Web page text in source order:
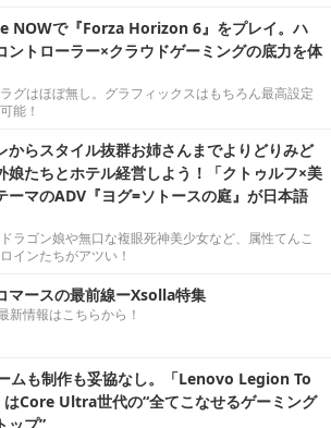
NOWで『Forza Horizon 6』をプレイ。ハ
ントローラー×クラウドゲーミングの底力を体
グはほぼ無し。グラフィックスはもちろん最高設定
能！
からスタイル抜群お姉さんまでよりどりみど
娘たちとホテル経営しよう！「クトゥルフ×美
ーマのADV『ヨグ=ソトースの庭』が日本語
ラゴン娘や無口な複眼死神美少女など、属性てんこ
インたちがアツい！
マースの最前線ーXsolla特集
新情報はこちらから！
ムも制作も妥協なし。「Lenovo Legion To
Core Ultra世代の“全てこなせるゲーミング